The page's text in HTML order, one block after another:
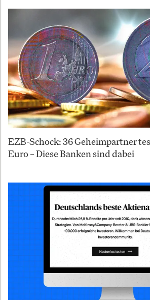
EZB-Schock: 36 Geheimpartner
Euro – Diese Banken sind dabei